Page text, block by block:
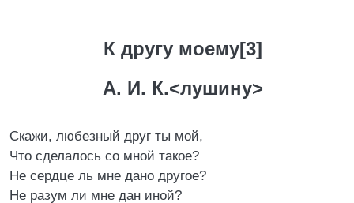
К другу моему[3]
А. И. К.<лушину>
Скажи, любезный друг ты мой,
Что сделалось со мной такое?
Не сердце ль мне дано другое?
Не разум ли мне дан иной?